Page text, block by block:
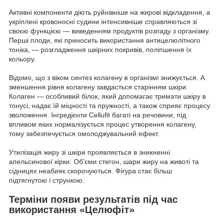
Активні компоненти діють руйнівніше на жирові відкладення, а
укріплені кровоносні судини інтенсивніше справляються зі
своєю функцією — виведенням продуктів розпаду з організму.
Перші плоди, які приносить використання антицелюлітного
тоніка, — розгладження шкірних покривів, поліпшення їх
кольору.
Відомо, що з віком синтез колагену в організмі знижується. А
зменшення рівня колагену завдасться старінням шкіри.
Колаген — особливий білок, який допомагає тримати шкіру в
тонусі, надає їй міцності та пружності, а також сприяє процесу
зволоження. Інгредієнти Cellufit багаті на речовини, під
впливом яких нормалізується процес утворення колагену,
тому забезпечується омолоджувальний ефект.
Утилізація жиру зі шкіри проявляється в зникненні
апельсинової кірки. Об'єми стегон, шари жиру на животі та
сідницях неабияк скорочуються. Фігура стає більш
підтягнутою і стрункою.
Терміни появи результатів під час
використання «Целюфіт»